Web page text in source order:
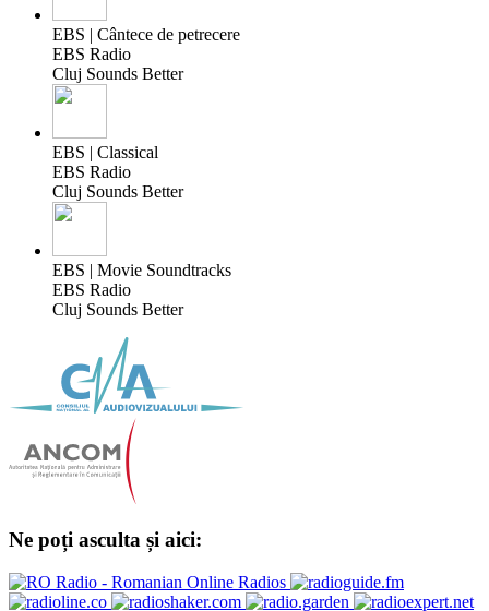
EBS | Cântece de petrecere
EBS Radio
Cluj Sounds Better
EBS | Classical
EBS Radio
Cluj Sounds Better
EBS | Movie Soundtracks
EBS Radio
Cluj Sounds Better
Ne poți asculta și aici: